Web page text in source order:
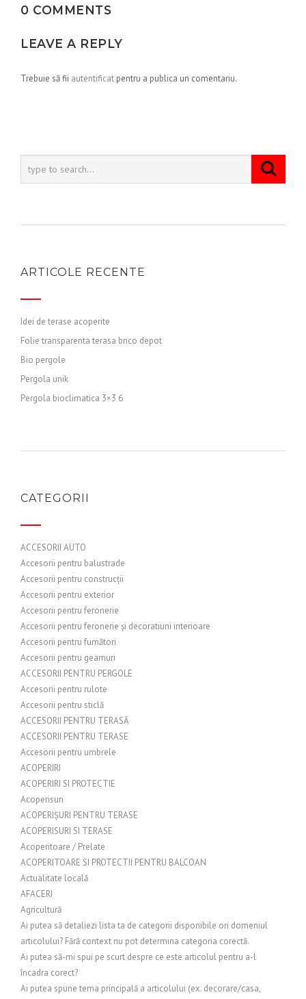
0 COMMENTS
LEAVE A REPLY
Trebuie să fii autentificat pentru a publica un comentariu.
ARTICOLE RECENTE
Idei de terase acoperite
Folie transparenta terasa brico depot
Bio pergole
Pergola unik
Pergola bioclimatica 3×3 6
CATEGORII
ACCESORII AUTO
Accesorii pentru balustrade
Accesorii pentru construcții
Accesorii pentru exterior
Accesorii pentru feronerie
Accesorii pentru feronerie și decoratiuni interioare
Accesorii pentru fumători
Accesorii pentru geamuri
ACCESORII PENTRU PERGOLE
Accesorii pentru rulote
Accesorii pentru sticlă
ACCESORII PENTRU TERASĂ
ACCESORII PENTRU TERASE
Accesorii pentru umbrele
ACOPERIRI
ACOPERIRI SI PROTECTIE
Acoperisuri
ACOPERIȘURI PENTRU TERASE
ACOPERISURI SI TERASE
Acoperitoare / Prelate
ACOPERITOARE SI PROTECTII PENTRU BALCOAN
Actualitate locală
AFACERI
Agricultură
Ai putea să detaliezi lista ta de categorii disponibile ori domeniul
articolului? Fără context nu pot determina categoria corectă.
Ai putea să-mi spui pe scurt despre ce este articolul pentru a-l
încadra corect?
Ai putea spune tema principală a articolului (ex. decorare/casa,